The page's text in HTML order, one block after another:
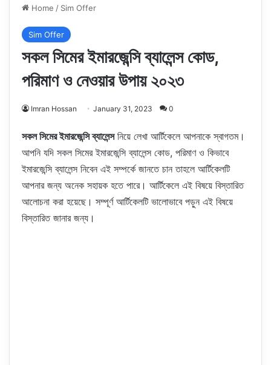
Home / Sim Offer
Sim Offer
সকল সিমের ইমারজেন্সি ব্যালেন্স কোড,
পরিমাণ ও নেওয়ার উপায় ২০২৩
Imran Hossan January 31, 2023 0
সকল সিমের ইমারজেন্সি ব্যালেন্সনিয়ে লেখা আর্টিকেলে আপনাকে স্বাগতম।
আপনি যদি সকল সিমের ইমারজেন্সি ব্যালেন্স কোড, পরিমাণ ও কিভাবে
ইমারজেন্সি ব্যালেন্স নিবেন এই সম্পর্কে জানতে চান তাহলে আর্টিকেলটি
আপনার জন্য অনেক সহায়ক হতে পারে। আর্টিকেলে এই বিষয়ে বিস্তারিত
আলোচনা করা হয়েছে। সম্পূর্ণ আর্টিকেলটি ভালোভাবে পড়ুন এই বিষয়ে
বিস্তারিত জানার জন্য।